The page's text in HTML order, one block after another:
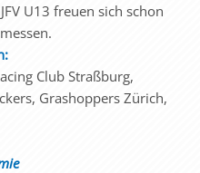
U13 freuen sich schon
Club Straßburg,
Grashoppers Zürich,